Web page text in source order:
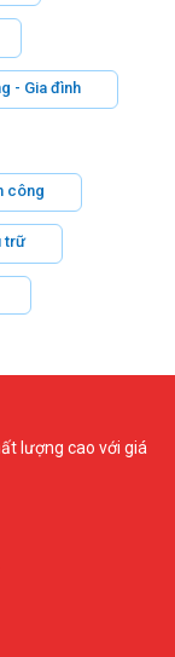
- Gia đình
công
trữ
lượng cao với giá